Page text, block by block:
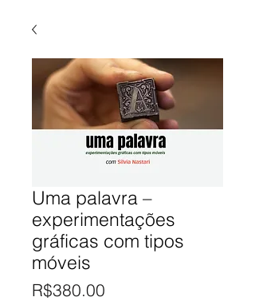
Uma palavra –
experimentações
gráficas com tipos
móveis
R$380.00